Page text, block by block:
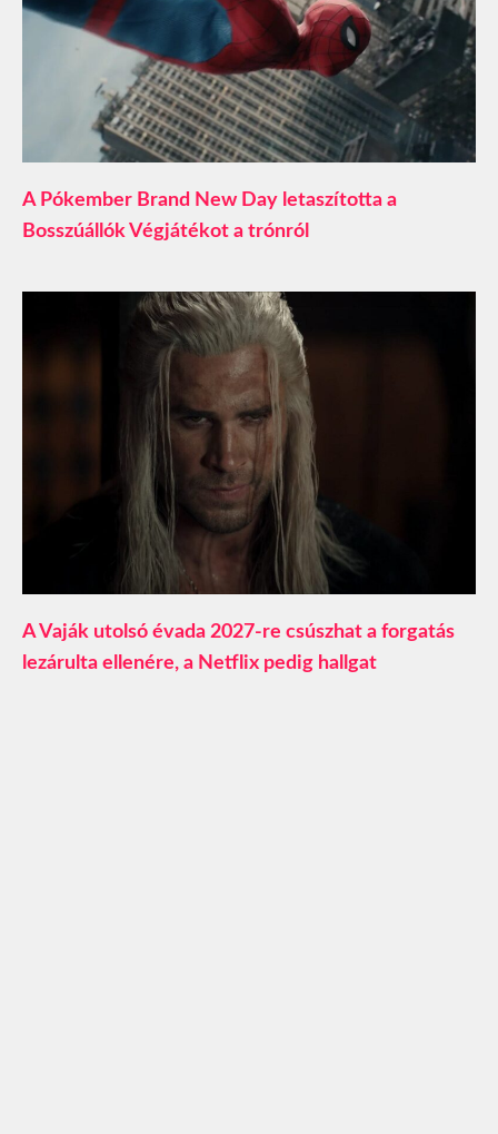
A Pókember Brand New Day letaszította a
Bosszúállók Végjátékot a trónról
A Vaják utolsó évada 2027-re csúszhat a forgatás
lezárulta ellenére, a Netflix pedig hallgat